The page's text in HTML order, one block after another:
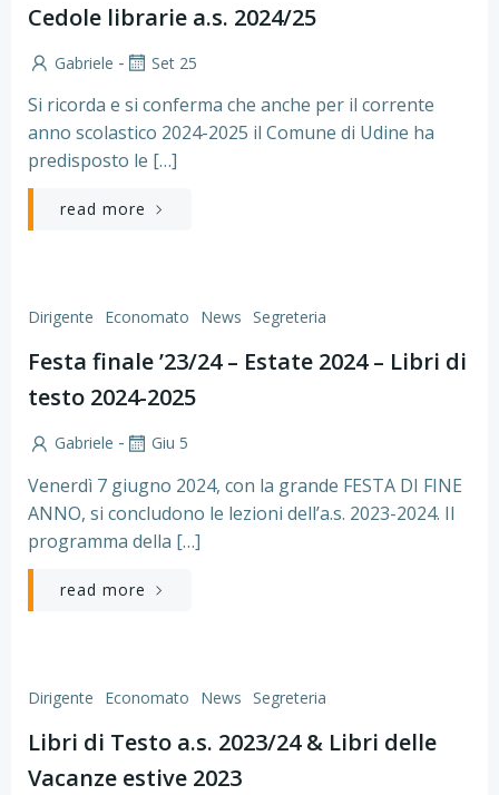
Cedole librarie a.s. 2024/25
Gabriele - Set 25
Si ricorda e si conferma che anche per il corrente
anno scolastico 2024-2025 il Comune di Udine ha
predisposto le […]
read more
Dirigente Economato News Segreteria
Festa finale ’23/24 – Estate 2024 – Libri di
testo 2024-2025
Gabriele - Giu 5
Venerdì 7 giugno 2024, con la grande FESTA DI FINE
ANNO, si concludono le lezioni dell’a.s. 2023-2024. Il
programma della […]
read more
Dirigente Economato News Segreteria
Libri di Testo a.s. 2023/24 & Libri delle
Vacanze estive 2023